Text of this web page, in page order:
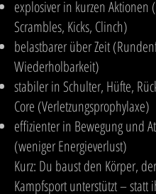
explosiver in kurzen Aktionen
Scrambles, Kicks, Clinch)
belastbarer über Zeit
Wiederholbarkeit)
stabiler in Schulter, Hüfte,
Core (Verletzungsprophylaxe)
effizienter in Bewegung und
(weniger Energieverlust)
Kurz: Du baust den Körper,
Kampfsport unterstützt – statt